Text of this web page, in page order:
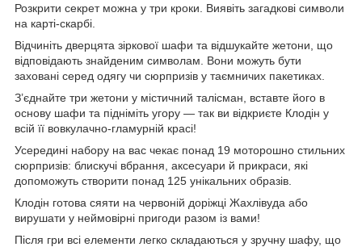
Розкрити секрет можна у три кроки. Виявіть загадкові символи
на карті-скарбі.
Відчиніть дверцята зіркової шафи та відшукайте жетони, що
відповідають знайденим символам. Вони можуть бути
заховані серед одягу чи сюрпризів у таємничих пакетиках.
З’єднайте три жетони у містичний талісман, вставте його в
основу шафи та підніміть угору — так ви відкриєте Клодін у
всій її вовкулачно-гламурній красі!
Усередині набору на вас чекає понад 19 моторошно стильних
сюрпризів: блискучі вбрання, аксесуари й прикраси, які
допоможуть створити понад 125 унікальних образів.
Клодін готова сяяти на червоній доріжці Жахлівуда або
вирушати у неймовірні пригоди разом із вами!
Після гри всі елементи легко складаються у зручну шафу, що